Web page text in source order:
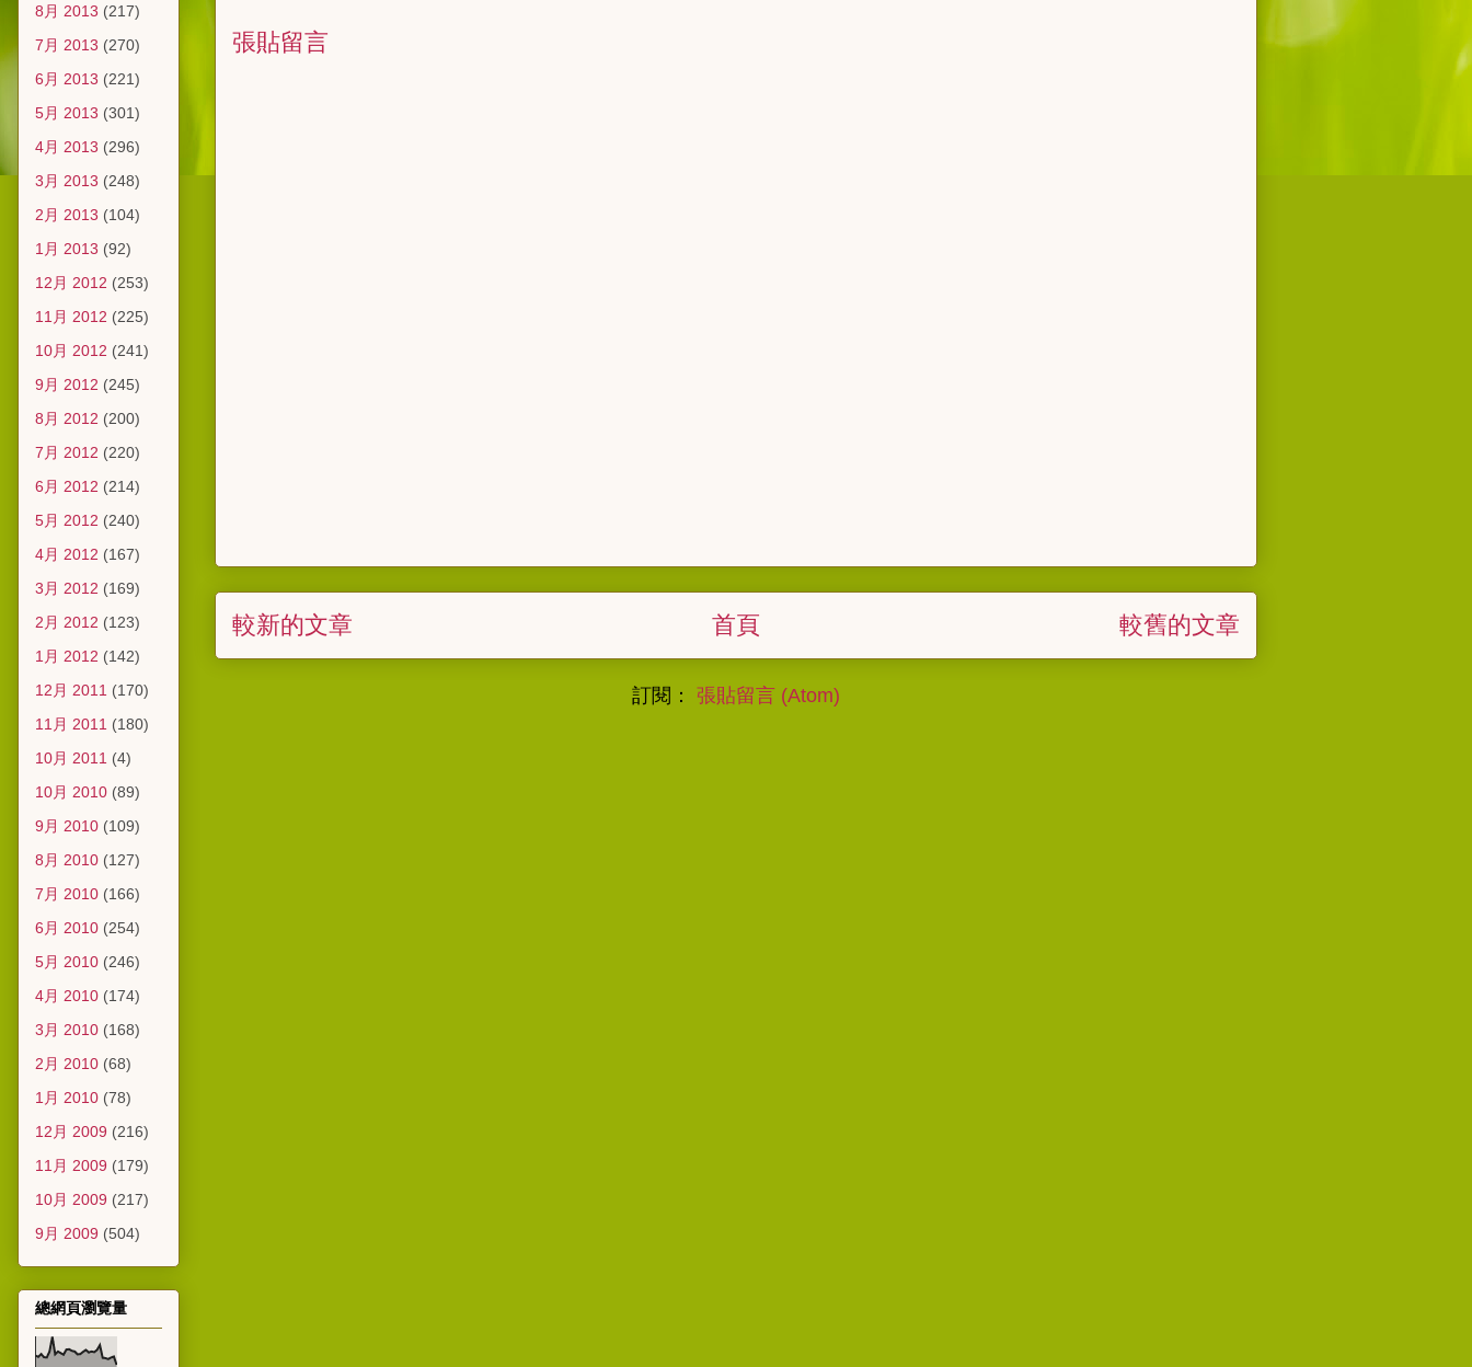
張貼留言
較新的文章 較舊的文章
首頁
訂閱： 張貼留言 (Atom)
8月 2013 (217)
7月 2013 (270)
6月 2013 (221)
5月 2013 (301)
4月 2013 (296)
3月 2013 (248)
2月 2013 (104)
1月 2013 (92)
12月 2012 (253)
11月 2012 (225)
10月 2012 (241)
9月 2012 (245)
8月 2012 (200)
7月 2012 (220)
6月 2012 (214)
5月 2012 (240)
4月 2012 (167)
3月 2012 (169)
2月 2012 (123)
1月 2012 (142)
12月 2011 (170)
11月 2011 (180)
10月 2011 (4)
10月 2010 (89)
9月 2010 (109)
8月 2010 (127)
7月 2010 (166)
6月 2010 (254)
5月 2010 (246)
4月 2010 (174)
3月 2010 (168)
2月 2010 (68)
1月 2010 (78)
12月 2009 (216)
11月 2009 (179)
10月 2009 (217)
9月 2009 (504)
總網頁瀏覽量